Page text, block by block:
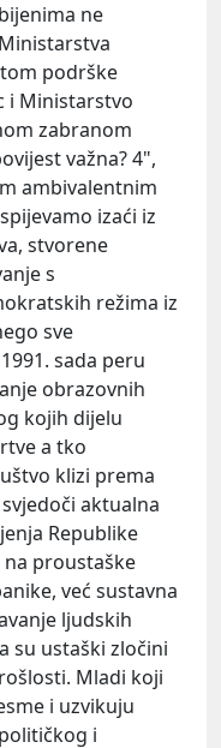
ne
podrške
i Ministarstvo
zabranom
važna? 4",
ambivalentnim
izaći iz
stvorene
s
režima iz
sve
sada peru
obrazovnih
kojih dijelu
a tko
klizi prema
aktualna
Republike
proustaške
već sustavna
ljudskih
su ustaški zločini
Mladi koji
i uzvikuju
i